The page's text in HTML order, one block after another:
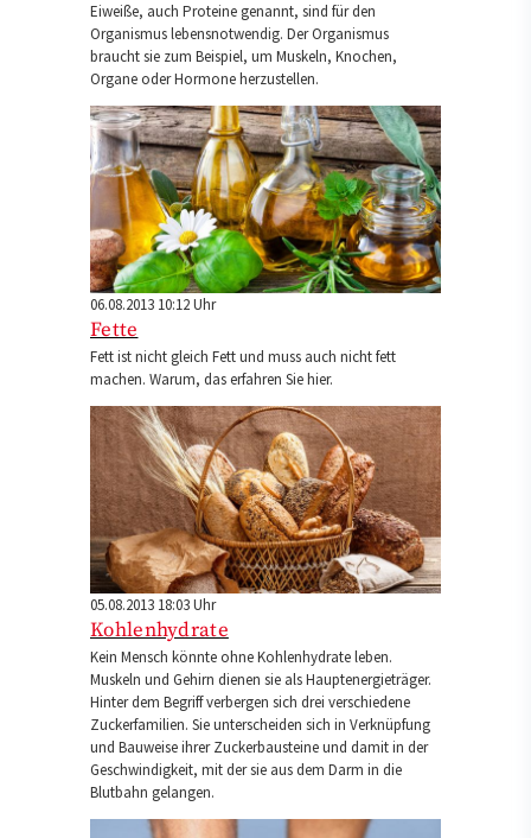
Eiweiße, auch Proteine genannt, sind für den
Organismus lebensnotwendig. Der Organismus
braucht sie zum Beispiel, um Muskeln, Knochen,
Organe oder Hormone herzustellen.
06.08.2013 10:12 Uhr
Fette
Fett ist nicht gleich Fett und muss auch nicht fett
machen. Warum, das erfahren Sie hier.
05.08.2013 18:03 Uhr
Kohlenhydrate
Kein Mensch könnte ohne Kohlenhydrate leben.
Muskeln und Gehirn dienen sie als Hauptenergieträger.
Hinter dem Begriff verbergen sich drei verschiedene
Zuckerfamilien. Sie unterscheiden sich in Verknüpfung
und Bauweise ihrer Zuckerbausteine und damit in der
Geschwindigkeit, mit der sie aus dem Darm in die
Blutbahn gelangen.